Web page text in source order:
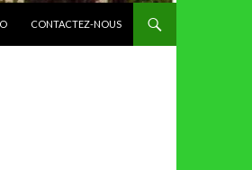
CONTACTEZ-NOUS